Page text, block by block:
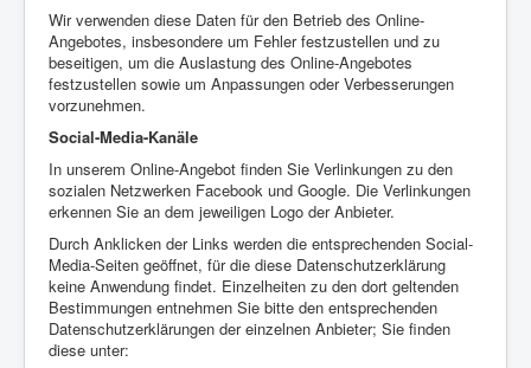
Wir verwenden diese Daten für den Betrieb des Online-
Angebotes, insbesondere um Fehler festzustellen und zu
beseitigen, um die Auslastung des Online-Angebotes
festzustellen sowie um Anpassungen oder Verbesserungen
vorzunehmen.
Social-Media-Kanäle
In unserem Online-Angebot finden Sie Verlinkungen zu den
sozialen Netzwerken Facebook und Google. Die Verlinkungen
erkennen Sie an dem jeweiligen Logo der Anbieter.
Durch Anklicken der Links werden die entsprechenden Social-
Media-Seiten geöffnet, für die diese Datenschutzerklärung
keine Anwendung findet. Einzelheiten zu den dort geltenden
Bestimmungen entnehmen Sie bitte den entsprechenden
Datenschutzerklärungen der einzelnen Anbieter; Sie finden
diese unter: